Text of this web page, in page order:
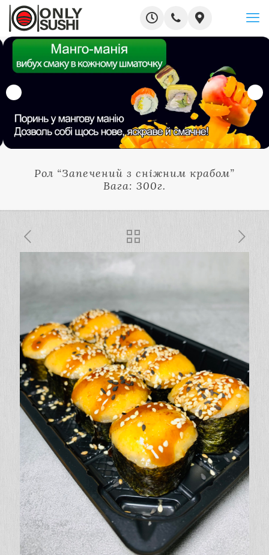
Рол “Запечений з сніжним крабом”
Вага: 300г.